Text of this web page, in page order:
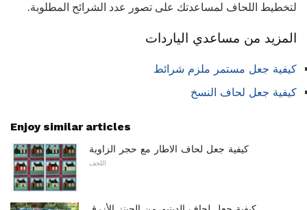
لتخطيط اللحاف لمساعدتك على تصور عدد الشرائح المطلوبة.
المزيد من مساعدي الياردات
كيفية جعل مستمر ملزم شرائط
كيفية جعل لحاف النسخ
Enjoy similar articles
كيفية جعل لحاف الاطار مع حجر الزاوية
اللحف